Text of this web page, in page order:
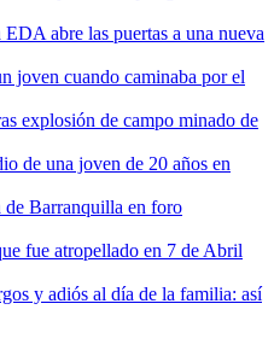
abre las puertas a una nueva
joven cuando caminaba por el
explosión de campo minado de
de una joven de 20 años en
de Barranquilla en foro
fue atropellado en 7 de Abril
y adiós al día de la familia: así